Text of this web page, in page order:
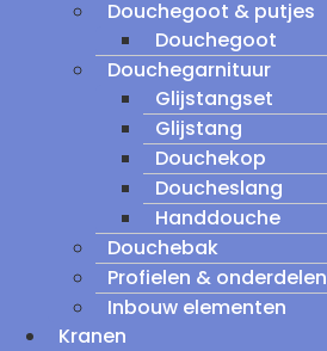
Douchegoot & putjes
Douchegoot
Douchegarnituur
Glijstangset
Glijstang
Douchekop
Doucheslang
Handdouche
Douchebak
Profielen & onderdelen
Inbouw elementen
Kranen